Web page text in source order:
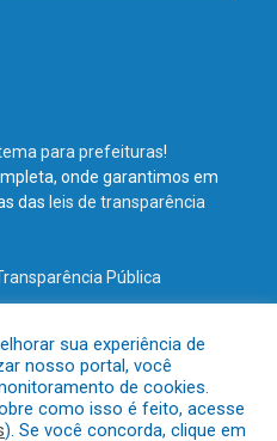
para prefeituras!
onde garantimos em
das leis de transparência
Pública
Municipal de Terra Santa.
sua experiência de
nosso portal, você
de cookies.
como isso é feito, acesse
). Se você concorda, clique em